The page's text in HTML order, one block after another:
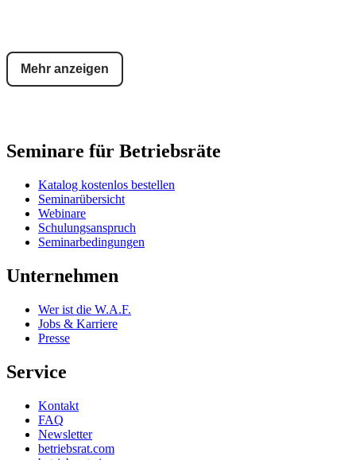
Mehr anzeigen
Seminare für Betriebsräte
Katalog kostenlos bestellen
Seminarübersicht
Webinare
Schulungsanspruch
Seminarbedingungen
Unternehmen
Wer ist die W.A.F.
Jobs & Karriere
Presse
Service
Kontakt
FAQ
Newsletter
betriebsrat.com